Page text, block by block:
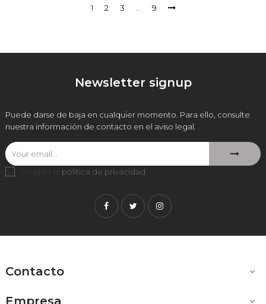
1 2 3 9
Newsletter signup
Puede darse de baja en cualquier momento. Para ello, consulte
nuestra información de contacto en el aviso legal.
Acepto la política de privacidad
FacebookTwitterInstagram
Contacto 
Empresa 